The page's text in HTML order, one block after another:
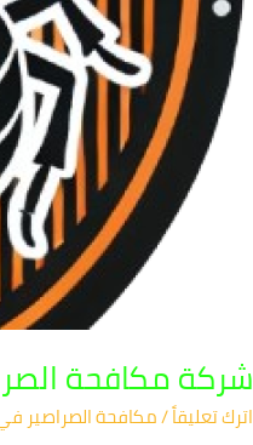
شركة مكافحة الصراصير في عين شمس
اترك تعليقاً/مكافحة الصراصير​
الحل
الأمثل